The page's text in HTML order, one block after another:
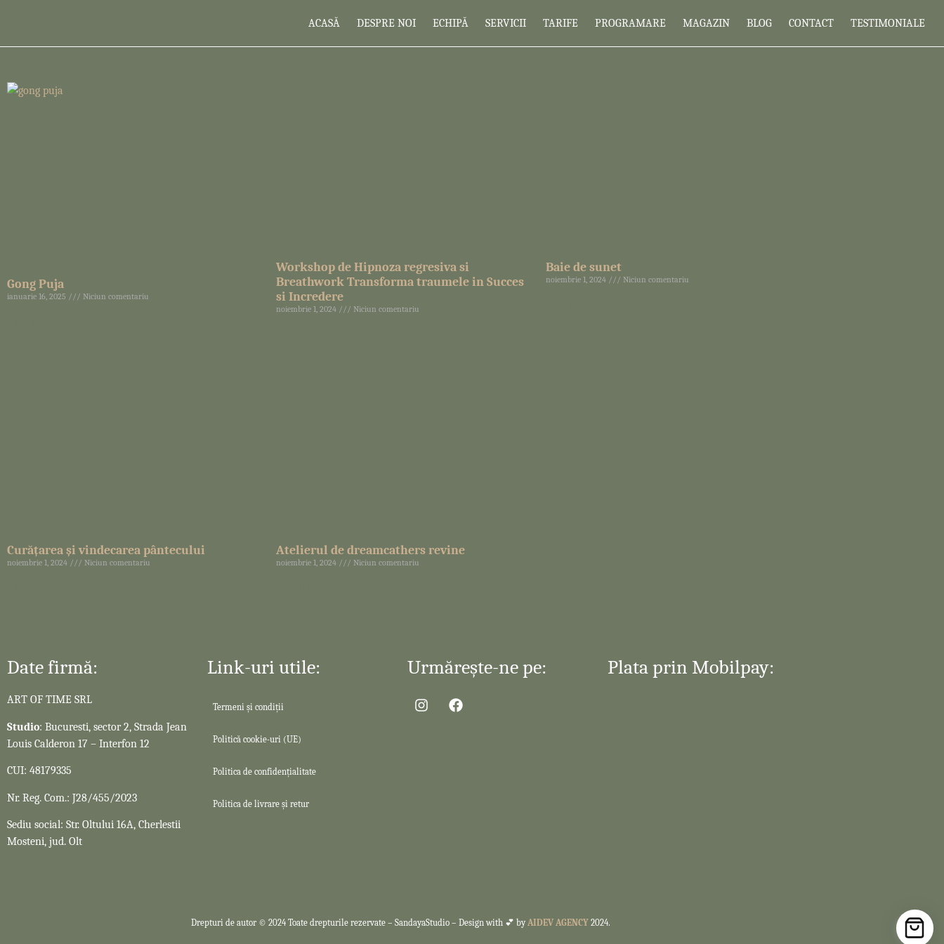
ACASĂ DESPRE NOI ECHIPĂ SERVICII TARIFE PROGRAMARE MAGAZIN BLOG CONTACT TESTIMONIALE
Gong Puja
ianuarie 16, 2025 Niciun comentariu
Workshop de Hipnoza regresiva si
Breathwork Transforma traumele in Succes
si Incredere
noiembrie 1, 2024 Niciun comentariu
Baie de sunet
noiembrie 1, 2024 Niciun comentariu
Curățarea și vindecarea pântecului
noiembrie 1, 2024 Niciun comentariu
Atelierul de dreamcathers revine
noiembrie 1, 2024 Niciun comentariu
Date firmă:
ART OF TIME SRL
Studio: Bucuresti, sector 2, Strada Jean
Louis Calderon 17 – Interfon 12
CUI: 48179335
Nr. Reg. Com.: J28/455/2023
Sediu social: Str. Oltului 16A, Cherlestii
Mosteni, jud. Olt
Link-uri utile:
Termeni și condiții
Politică cookie-uri (UE)
Politica de confidențialitate
Politica de livrare și retur
Urmărește-ne pe: Plata prin Mobilpay:
Drepturi de autor © 2024 Toate drepturile rezervate – SandayaStudio – Design with 💕 byAIDEV AGENCY2024.